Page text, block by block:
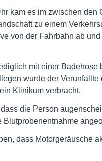
kam es im zwischen den
zu einem
von der Fahrbahn ab
mit einer
wurde der
Klinikum verbracht.
die Person
dass Motorgeräusche